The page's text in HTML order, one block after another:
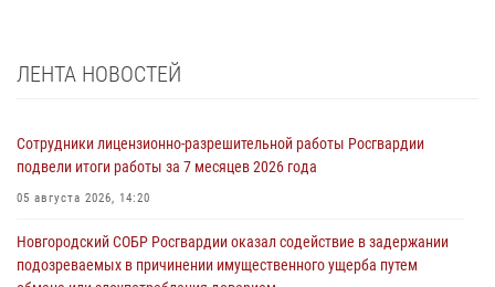
ЛЕНТА НОВОСТЕЙ
Сотрудники лицензионно-разрешительной работы Росгвардии
подвели итоги работы за 7 месяцев 2026 года
05 августа 2026, 14:20
Новгородский СОБР Росгвардии оказал содействие в задержании
подозреваемых в причинении имущественного ущерба путем